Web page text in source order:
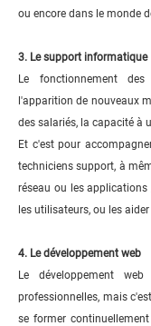
ou encore dans le monde
3. Le support informatique
Le fonctionnement
l'apparition de nouveaux
des salariés, la capacité à
Et c'est pour
techniciens support, à
réseau ou les
les utilisateurs, ou les
4. Le développement web
Le développement
professionnelles, mais
se former